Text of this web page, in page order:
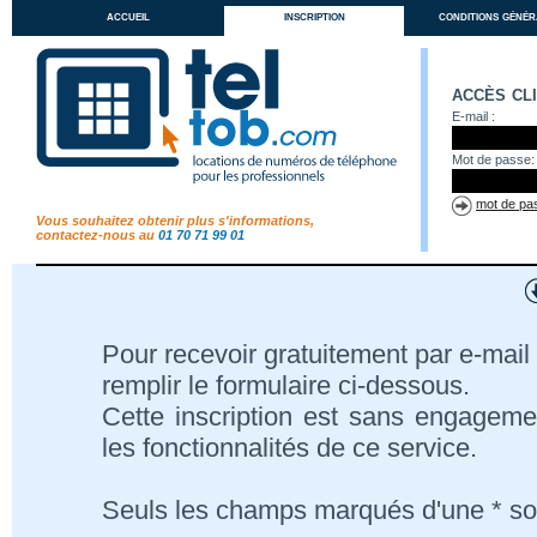
accueil inscription conditions
Vous souhaitez obtenir plus s'informations,
contactez-nous au 01 70 71 99 01
accès
E-mail :
Mot de passe:
mot de
Pour recevoir gratuitement par e-
remplir le formulaire ci-dessous.
Cette inscription est sans
les fonctionnalités de ce service.
Seuls les champs marqués d'une *